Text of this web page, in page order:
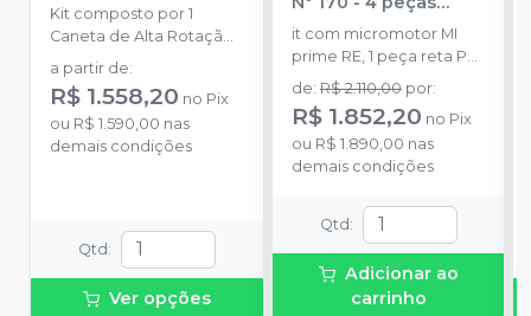
Kit composto por 1
Caneta de Alta Rotação ,
1 Caneta de Baixa
Rotação, 1 Micromotor e
1 Peça Reta e mochila
a partir de:
R$ 1.558,20 no Pix
ou R$ 1.590,00 nas
demais condições
Qtd :
Ver opções
(Refrigeração
Externa)-DENTFLEX
it com micromotor MI
prime RE, 1 peça reta PR
prime, 1 contra ângulo FX
110 prime 1:1 PB, 1 alta
rotação sigma Air 3S PB,
1 mochila, 1 óleo
lubrificante.
de: R$ 2.110,00 por:
R$ 1.852,20 no Pix
ou R$ 1.890,00 nas
demais condições
Qtd :
Adicionar ao
carrinho